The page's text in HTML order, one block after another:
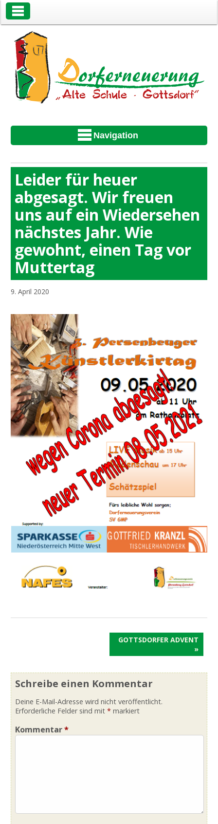
Navigation
Leider für heuer
abgesagt. Wir freuen
uns auf ein Wiedersehen
nächstes Jahr. Wie
gewohnt, einen Tag vor
Muttertag
9. April 2020
GOTTSDORFER ADVENT
»
Schreibe einen Kommentar
Deine E-Mail-Adresse wird nicht veröffentlicht.
Erforderliche Felder sind mit* markiert
Kommentar*